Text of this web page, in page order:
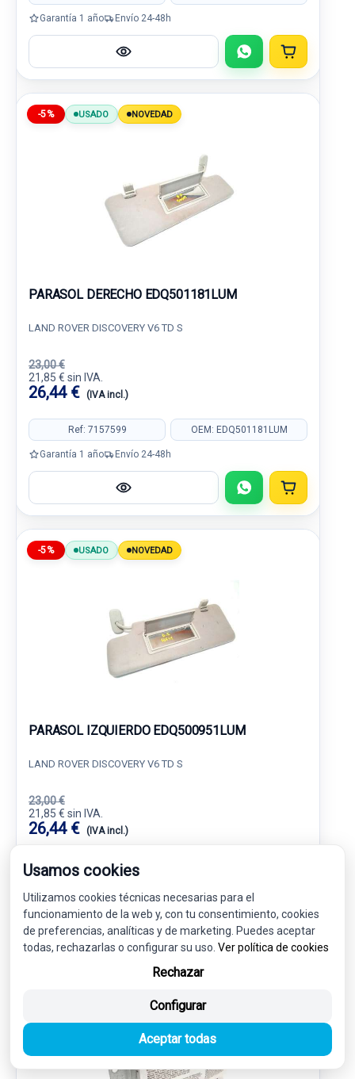
Garantía 1 año Envío 24-48h
-5% USADO NOVEDAD
PARASOL DERECHO EDQ501181LUM
LAND ROVER DISCOVERY V6 TD S
23,00 €
21,85 € sin IVA.
26,44 € (IVA incl.)
Ref: 7157599 OEM: EDQ501181LUM
Garantía 1 año Envío 24-48h
-5% USADO NOVEDAD
PARASOL IZQUIERDO EDQ500951LUM
LAND ROVER DISCOVERY V6 TD S
23,00 €
21,85 € sin IVA.
26,44 € (IVA incl.)
Ref: 7157600
Usamos cookies
Utilizamos cookies técnicas necesarias para el
funcionamiento de la web y, con tu consentimiento, cookies
de preferencias, analíticas y de marketing. Puedes aceptar
todas, rechazarlas o configurar su uso. Ver política de cookies
Rechazar
Configurar
Aceptar todas